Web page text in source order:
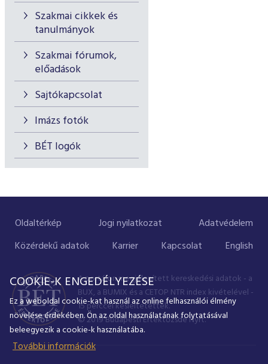
Szakmai cikkek és
tanulmányok
Szakmai fórumok,
előadások
Sajtókapcsolat
Imázs fotók
BÉT logók
Oldaltérkép Jogi nyilatkozat
Adatvédelem
Közérdekű adatok
Karrier Kapcsolat English
A portálon megjelenített kereskedési adatok - a
BUX, a BUMIX és a CETOP NTR index kivételével -
15 perccel késleltetettek.
© 2019 Budapesti Értéktőzsde Nyrt.
COOKIE-K ENGEDÉLYEZÉSE
Ez a weboldal cookie-kat használ az online felhasználói élmény
növelése érdekében. Ön az oldal használatának folytatásával
beleegyezik a cookie-k használatába.
További információk